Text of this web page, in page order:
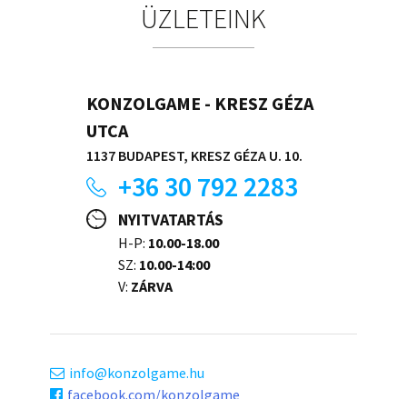
ÜZLETEINK
KONZOLGAME - KRESZ GÉZA
UTCA
1137 BUDAPEST, KRESZ GÉZA U. 10.
+36 30 792 2283
NYITVATARTÁS
H-P: 10.00-18.00
SZ: 10.00-14:00
V: ZÁRVA
info
konzolgame.hu
facebook.com/konzolgame